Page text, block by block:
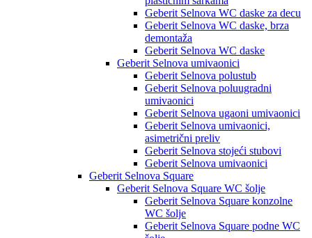
Geberit Selnova WC daske za decu
Geberit Selnova WC daske, brza
demontaža
Geberit Selnova WC daske
Geberit Selnova umivaonici
Geberit Selnova polustub
Geberit Selnova poluugradni
umivaonici
Geberit Selnova ugaoni umivaonici
Geberit Selnova umivaonici,
asimetrični preliv
Geberit Selnova stojeći stubovi
Geberit Selnova umivaonici
Geberit Selnova Square
Geberit Selnova Square WC šolje
Geberit Selnova Square konzolne
WC šolje
Geberit Selnova Square podne WC